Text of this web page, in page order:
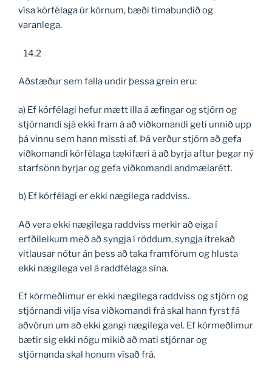
vísa kórfélaga úr kórnum, bæði tímabundið og
varanlega.
14.2
Aðstæður sem falla undir þessa grein eru:
a) Ef kórfélagi hefur mætt illa á æfingar og stjórn og
stjórnandi sjá ekki fram á að viðkomandi geti unnið upp
þá vinnu sem hann missti af. Þá verður stjórn að gefa
viðkomandi kórfélaga tækifæri á að byrja aftur þegar ný
starfsönn byrjar og gefa viðkomandi andmælarétt.
b) Ef kórfélagi er ekki nægilega raddviss.
Að vera ekki nægilega raddviss merkir að eiga í
erfðileikum með að syngja í röddum, syngja ítrekað
vitlausar nótur án þess að taka framförum og hlusta
ekki nægilega vel á raddfélaga sína.
Ef kórmeðlimur er ekki nægilega raddviss og stjórn og
stjórnandi vilja vísa viðkomandi frá skal hann fyrst fá
aðvörun um að ekki gangi nægilega vel. Ef kórmeðlimur
bætir sig ekki nógu mikið að mati stjórnar og
stjórnanda skal honum vísað frá.